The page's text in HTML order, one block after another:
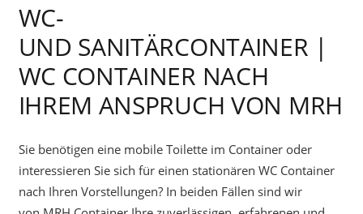
WC-
UND SANITÄRCONTAINER |
WC CONTAINER NACH
IHREM ANSPRUCH VON MRH
Sie benötigen eine mobile Toilette im Container oder
interessieren Sie sich für einen stationären WC Container
nach Ihren Vorstellungen? In beiden Fällen sind wir